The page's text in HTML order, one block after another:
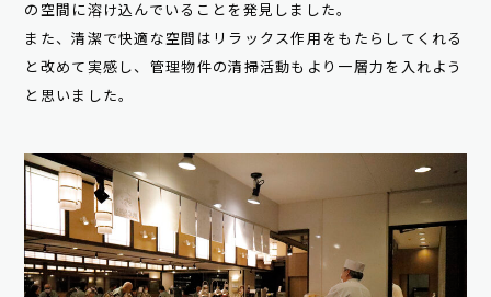
の空間に溶け込んでいることを発見しました。
また、清潔で快適な空間はリラックス作用をもたらしてくれる
と改めて実感し、管理物件の清掃活動もより一層力を入れよう
と思いました。